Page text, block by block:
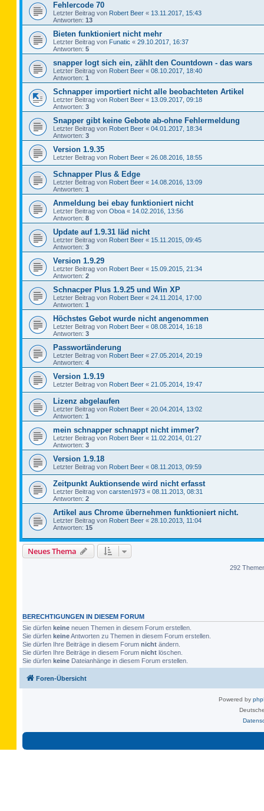
Fehlercode 70
Letzter Beitrag von Robert Beer « 13.11.2017, 15:43
Antworten: 13
Bieten funktioniert nicht mehr
Letzter Beitrag von Funatic « 29.10.2017, 16:37
Antworten: 5
snapper logt sich ein, zählt den Countdown - das wars
Letzter Beitrag von Robert Beer « 08.10.2017, 18:40
Antworten: 1
Schnapper importiert nicht alle beobachteten Artikel
Letzter Beitrag von Robert Beer « 13.09.2017, 09:18
Antworten: 3
Snapper gibt keine Gebote ab-ohne Fehlermeldung
Letzter Beitrag von Robert Beer « 04.01.2017, 18:34
Antworten: 3
Version 1.9.35
Letzter Beitrag von Robert Beer « 26.08.2016, 18:55
Schnapper Plus & Edge
Letzter Beitrag von Robert Beer « 14.08.2016, 13:09
Antworten: 1
Anmeldung bei ebay funktioniert nicht
Letzter Beitrag von Oboa « 14.02.2016, 13:56
Antworten: 8
Update auf 1.9.31 läd nicht
Letzter Beitrag von Robert Beer « 15.11.2015, 09:45
Antworten: 3
Version 1.9.29
Letzter Beitrag von Robert Beer « 15.09.2015, 21:34
Antworten: 2
Schnacper Plus 1.9.25 und Win XP
Letzter Beitrag von Robert Beer « 24.11.2014, 17:00
Antworten: 1
Höchstes Gebot wurde nicht angenommen
Letzter Beitrag von Robert Beer « 08.08.2014, 16:18
Antworten: 3
Passwortänderung
Letzter Beitrag von Robert Beer « 27.05.2014, 20:19
Antworten: 4
Version 1.9.19
Letzter Beitrag von Robert Beer « 21.05.2014, 19:47
Lizenz abgelaufen
Letzter Beitrag von Robert Beer « 20.04.2014, 13:02
Antworten: 1
mein schnapper schnappt nicht immer?
Letzter Beitrag von Robert Beer « 11.02.2014, 01:27
Antworten: 3
Version 1.9.18
Letzter Beitrag von Robert Beer « 08.11.2013, 09:59
Zeitpunkt Auktionsende wird nicht erfasst
Letzter Beitrag von carsten1973 « 08.11.2013, 08:31
Antworten: 2
Artikel aus Chrome übernehmen funktioniert nicht.
Letzter Beitrag von Robert Beer « 28.10.2013, 11:04
Antworten: 15
Neues Thema
292
BERECHTIGUNGEN IN DIESEM FORUM
Sie dürfen keine neuen Themen in diesem Forum erstellen.
Sie dürfen keineAntworten zu Themen in diesem Forum erstellen.
Sie dürfen Ihre Beiträge in diesem Forum nicht ändern.
Sie dürfen Ihre Beiträge in diesem Forum nicht löschen.
Sie dürfen keine Dateianhänge in diesem Forum erstellen.
Foren-Übersicht
Powered by